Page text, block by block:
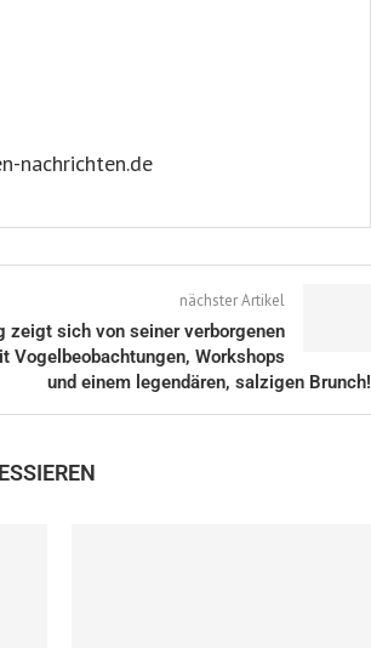
nachrichten.de
nächster Artikel
zeigt sich von seiner verborgenen
Vogelbeobachtungen, Workshops
und einem legendären, salzigen Brunch!